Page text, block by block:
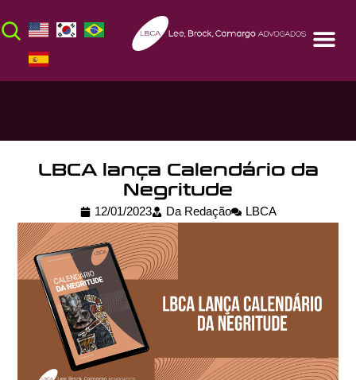
LBCA lança Calendário da
Negritude
12/01/2023 Da Redação LBCA